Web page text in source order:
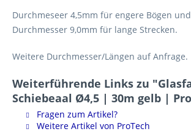
Durchmeseer 4,5mm für engere Bögen
Durchmesser 9,0mm für lange Strecken.
Weitere Durchmesser/Längen auf Anfrage.
Weiterführende Links zu
Schiebeaal Ø4,5 | 30m gelb |
Fragen zum Artikel?
Weitere Artikel von ProTech